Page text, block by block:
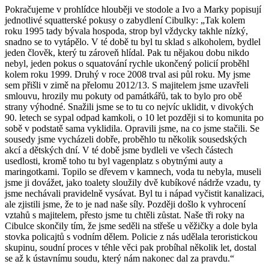
Pokračujeme v prohlídce hlouběji ve stodole a Ivo a Marky popisují
jednotlivé squatterské pokusy o zabydlení Cibulky: „Tak kolem
roku 1995 tady bývala hospoda, strop byl vždycky takhle nízký,
snadno se to vytápělo. V té době tu byl tu sklad s alkoholem, bydlel
jeden člověk, který tu zároveň hlídal. Pak tu nějakou dobu nikdo
nebyl, jeden pokus o squatování rychle ukončený policií proběhl
kolem roku 1999. Druhý v roce 2008 trval asi půl roku. My jsme
sem přišli v zimě na přelomu 2012/13. S majitelem jsme uzavřeli
smlouvu, hrozily mu pokuty od památkářů, tak to bylo pro obě
strany výhodné. Snažili jsme se to tu co nejvíc uklidit, v divokých
90. letech se sypal odpad kamkoli, o 10 let později si to komunita po
sobě v podstatě sama vyklidila. Opravili jsme, na co jsme stačili. Se
sousedy jsme vycházeli dobře, proběhlo tu několik sousedských
akcí a dětských dní. V té době jsme bydleli ve všech částech
usedlosti, kromě toho tu byl vagenplatz s obytnými auty a
maringotkami. Topilo se dřevem v kamnech, voda tu nebyla, museli
jsme ji dovážet, jako toalety sloužily dvě kubíkové nádrže vzadu, ty
jsme nechávali pravidelně vysávat. Byl tu i nápad vyčistit kanalizaci,
ale zjistili jsme, že to je nad naše síly. Později došlo k vyhrocení
vztahů s majitelem, přesto jsme tu chtěli zůstat. Naše tři roky na
Cibulce skončily tím, že jsme seděli na střeše u věžičky a dole byla
stovka policajtů s vodním dělem. Policie z nás udělala teroristickou
skupinu, soudní proces v téhle věci pak probíhal několik let, dostal
se až k ústavnímu soudu, který nám nakonec dal za pravdu.“